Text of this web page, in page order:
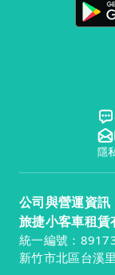
隱
公司與營運資訊
旅捷小客車租賃
統一編號：
新竹市北區台溪